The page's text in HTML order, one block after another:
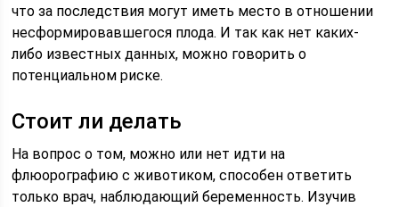
что за последствия могут иметь место в отношении
несформировавшегося плода. И так как нет каких-
либо известных данных, можно говорить о
потенциальном риске.
Стоит ли делать
На вопрос о том, можно или нет идти на
флюорографию с животиком, способен ответить
только врач, наблюдающий беременность. Изучив